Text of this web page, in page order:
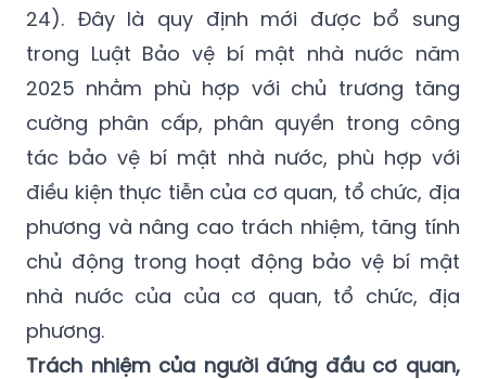
24). Đây là quy định mới được bổ sung
trong Luật Bảo vệ bí mật nhà nước năm
2025 nhằm phù hợp với chủ trương tăng
cường phân cấp, phân quyền trong công
tác bảo vệ bí mật nhà nước, phù hợp với
điều kiện thực tiễn của cơ quan, tổ chức, địa
phương và nâng cao trách nhiệm, tăng tính
chủ động trong hoạt động bảo vệ bí mật
nhà nước của của cơ quan, tổ chức, địa
phương.
Trách nhiệm của người đứng đầu cơ quan,